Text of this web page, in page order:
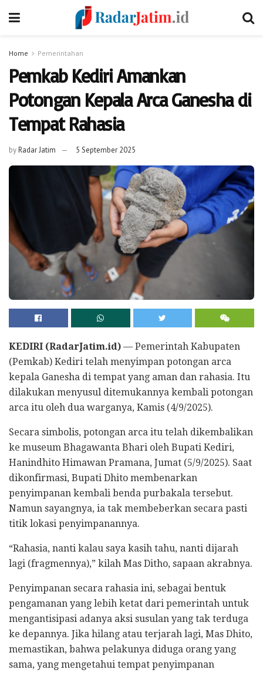
Home Pemerintahan
Pemkab Kediri Amankan
Potongan Kepala Arca Ganesha di
Tempat Rahasia
byRadar Jatim 5 September 2025
KEDIRI (RadarJatim.id) — Pemerintah Kabupaten
(Pemkab) Kediri telah menyimpan potongan arca
kepala Ganesha di tempat yang aman dan rahasia. Itu
dilakukan menyusul ditemukannya kembali potongan
arca itu oleh dua warganya, Kamis (4/9/2025).
Secara simbolis, potongan arca itu telah dikembalikan
ke museum Bhagawanta Bhari oleh Bupati Kediri,
Hanindhito Himawan Pramana, Jumat (5/9/2025). Saat
dikonfirmasi, Bupati Dhito membenarkan
penyimpanan kembali benda purbakala tersebut.
Namun sayangnya, ia tak membeberkan secara pasti
titik lokasi penyimpanannya.
“Rahasia, nanti kalau saya kasih tahu, nanti dijarah
lagi (fragmennya),” kilah Mas Ditho, sapaan akrabnya.
Penyimpanan secara rahasia ini, sebagai bentuk
pengamanan yang lebih ketat dari pemerintah untuk
mengantisipasi adanya aksi susulan yang tak terduga
ke depannya. Jika hilang atau terjarah lagi, Mas Dhito,
memastikan, bahwa pelakunya diduga orang yang
sama, yang mengetahui tempat penyimpanan